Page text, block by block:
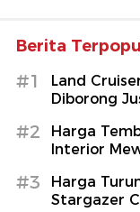
Berita
#1
Land
Diborong
#2
Harga
Interior
#3
Harga
Stargazer